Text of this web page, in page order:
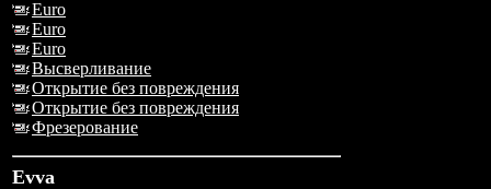
Euro
Euro
Euro
Высверливание
Открытие без повреждения
Открытие без повреждения
Фрезерование
Evva